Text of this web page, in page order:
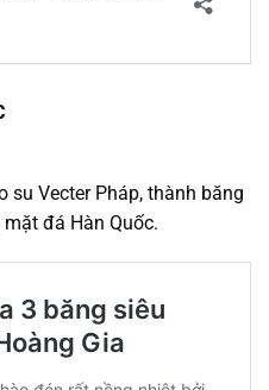
su Vecter Pháp, thành băng
đá Hàn Quốc.